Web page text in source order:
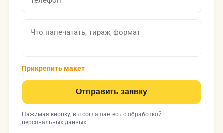
Прикрепить макет
Отправить заявку
Нажимая кнопку, вы соглашаетесь с обработкой
персональных данных.